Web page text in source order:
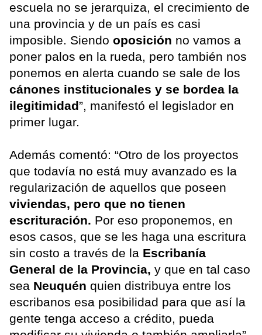
escuela no se jerarquiza, el crecimiento de
una provincia y de un país es casi
imposible. Siendo oposición no vamos a
poner palos en la rueda, pero también nos
ponemos en alerta cuando se sale de los
cánones institucionales y se bordea la
ilegitimidad”, manifestó el legislador en
primer lugar.
Además comentó: “Otro de los proyectos
que todavía no está muy avanzado es la
regularización de aquellos que poseen
viviendas, pero que no tienen
escrituración. Por eso proponemos, en
esos casos, que se les haga una escritura
sin costo a través de la Escribanía
General de la Provincia, y que en tal caso
sea Neuquén quien distribuya entre los
escribanos esa posibilidad para que así la
gente tenga acceso a crédito, pueda